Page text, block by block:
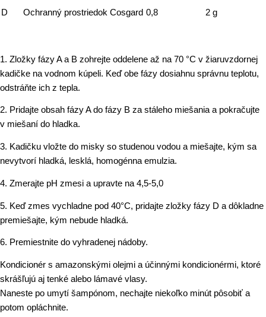
D
Ochranný prostriedok Cosgard 0,8 2 g
1. Zložky fázy A a B zohrejte oddelene až na 70 °C v žiaruvzdornej
kadičke na vodnom kúpeli. Keď obe fázy dosiahnu správnu teplotu,
odstráňte ich z tepla.
2. Pridajte obsah fázy A do fázy B za stáleho miešania a pokračujte
v miešaní do hladka.
3. Kadičku vložte do misky so studenou vodou a miešajte, kým sa
nevytvorí hladká, lesklá, homogénna emulzia.
4. Zmerajte pH zmesi a upravte na 4,5-5,0
5. Keď zmes vychladne pod 40°C, pridajte zložky fázy D a dôkladne
premiešajte, kým nebude hladká.
6. Premiestnite do vyhradenej nádoby.
Kondicionér s amazonskými olejmi a účinnými kondicionérmi, ktoré
skrášľujú aj tenké alebo lámavé vlasy.
Naneste po umytí šampónom, nechajte niekoľko minút pôsobiť a
potom opláchnite.